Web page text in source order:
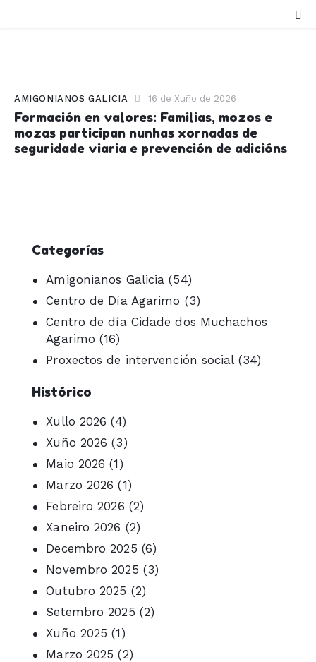
AMIGONIANOS GALICIA 16 de Xuño de 2026
Formación en valores: Familias, mozos e
mozas participan nunhas xornadas de
seguridade viaria e prevención de adicións
Categorías
Amigonianos Galicia (54)
Centro de Día Agarimo (3)
Centro de día Cidade dos Muchachos
Agarimo (16)
Proxectos de intervención social(34)
Histórico
Xullo 2026 (4)
Xuño 2026 (3)
Maio 2026 (1)
Marzo 2026 (1)
Febreiro 2026 (2)
Xaneiro 2026 (2)
Decembro 2025 (6)
Novembro 2025 (3)
Outubro 2025 (2)
Setembro 2025 (2)
Xuño 2025 (1)
Marzo 2025 (2)